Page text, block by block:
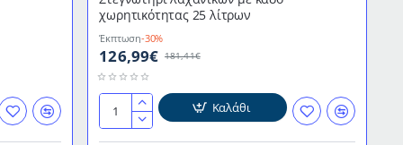
χωρητικότητας 25 λίτρων
Έκπτωση-30%
126,99€ 181,41€
Στεγνωτήρι
Καλάθι